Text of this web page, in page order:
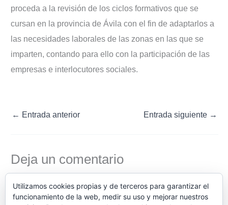
proceda a la revisión de los ciclos formativos que se
cursan en la provincia de Ávila con el fin de adaptarlos a
las necesidades laborales de las zonas en las que se
imparten, contando para ello con la participación de las
empresas e interlocutores sociales.
← Entrada anterior Entrada siguiente →
Deja un comentario
comentario.
Utilizamos cookies propias y de terceros para garantizar el
funcionamiento de la web, medir su uso y mejorar nuestros